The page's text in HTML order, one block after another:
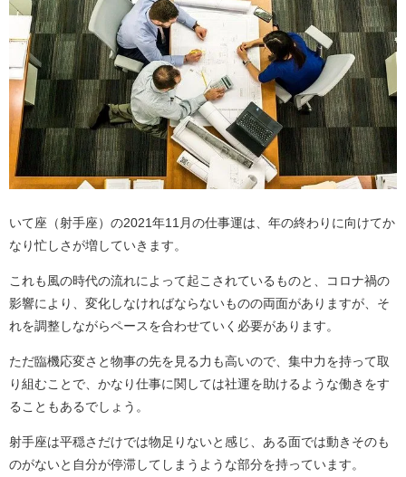
いて座（射手座）の2021年11月の仕事運は、年の終わりに向けてか
なり忙しさが増していきます。
これも風の時代の流れによって起こされているものと、コロナ禍の
影響により、変化しなければならないものの両面がありますが、そ
れを調整しながらペースを合わせていく必要があります。
ただ臨機応変さと物事の先を見る力も高いので、集中力を持って取
り組むことで、かなり仕事に関しては社運を助けるような働きをす
ることもあるでしょう。
射手座は平穏さだけでは物足りないと感じ、ある面では動きそのも
のがないと自分が停滞してしまうような部分を持っています。